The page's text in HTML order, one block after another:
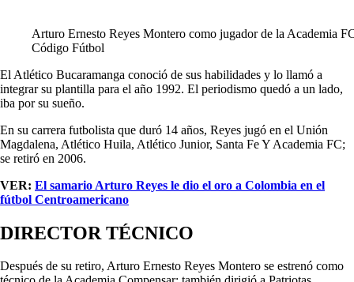
Arturo Ernesto Reyes Montero como jugador de la Academia
Código Fútbol
El Atlético Bucaramanga conoció de sus habilidades y lo llamó a
integrar su plantilla para el año 1992. El periodismo quedó a un lado,
iba por su sueño.
En su carrera futbolista que duró 14 años, Reyes jugó en el Unión
Magdalena, Atlético Huila, Atlético Junior, Santa Fe Y Academia FC;
se retiró en 2006.
VER: El samario Arturo Reyes le dio el oro a Colombia en el
fútbol Centroamericano
DIRECTOR TÉCNICO
Después de su retiro, Arturo Ernesto Reyes Montero se estrenó como